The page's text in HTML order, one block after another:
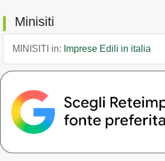
Minisiti
MINISITI in: Imprese Edili in italia